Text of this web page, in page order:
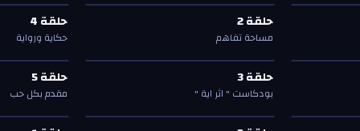
اية " حلقة2
—مساحة تفاهم حلقة 2 حلقة2
مساحة تفاهم
حلقة4
— حلقة 4 حلقة4
حكاية ورواية
اية " حلقة3
—بودكاست " اثر اية " حلقة 3 حلقة3
بودكاست " اثر اية "
حلقة5
— حلقة 5حلقة5
مقدم بكل حب
قسمت حلقة2
—بودكاست " اثر اية " حلقة1
—